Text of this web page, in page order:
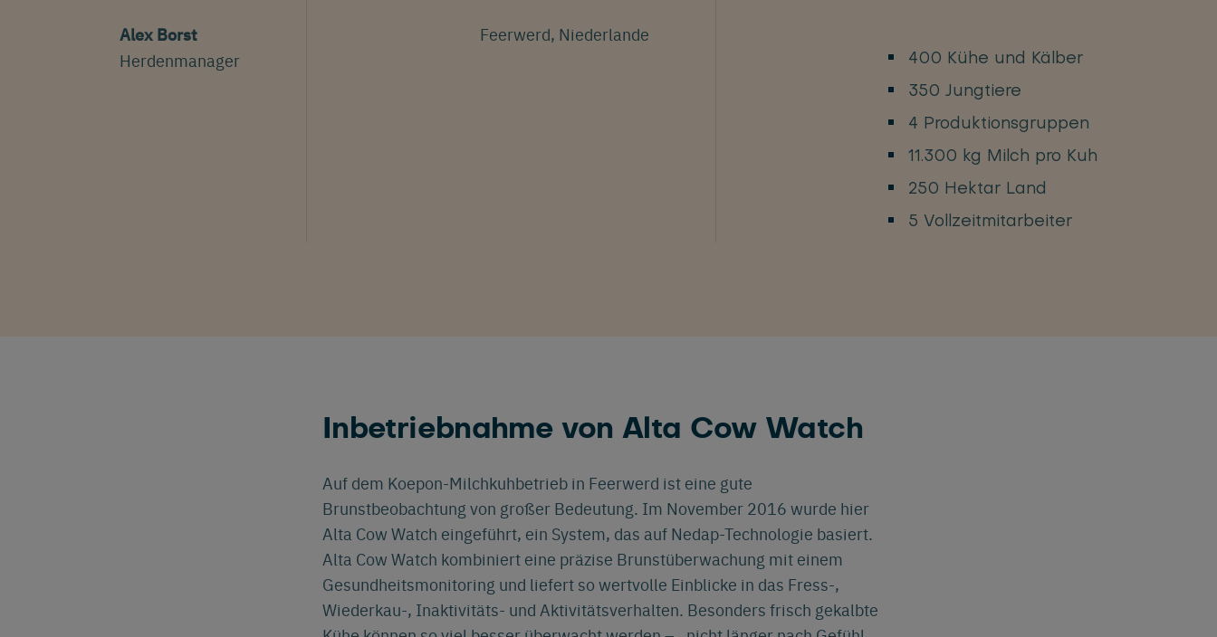
Alex Borst
Herdenmanager
Feerwerd, Niederlande
400 Kühe und Kälber
350 Jungtiere
4 Produktionsgruppen
11.300 kg Milch pro Kuh
250 Hektar Land
5 Vollzeitmitarbeiter
Inbetriebnahme von Alta Cow Watch
Auf dem Koepon-Milchkuhbetrieb in Feerwerd ist eine gute
Brunstbeobachtung von großer Bedeutung. Im November 2016 wurde hier
Alta Cow Watch eingeführt, ein System, das auf Nedap-Technologie basiert.
Alta Cow Watch kombiniert eine präzise Brunstüberwachung mit einem
Gesundheitsmonitoring und liefert so wertvolle Einblicke in das Fress-,
Wiederkau-, Inaktivitäts- und Aktivitätsverhalten. Besonders frisch gekalbte